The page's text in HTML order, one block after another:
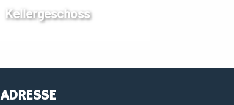
Kellergeschoss
ADRESSE